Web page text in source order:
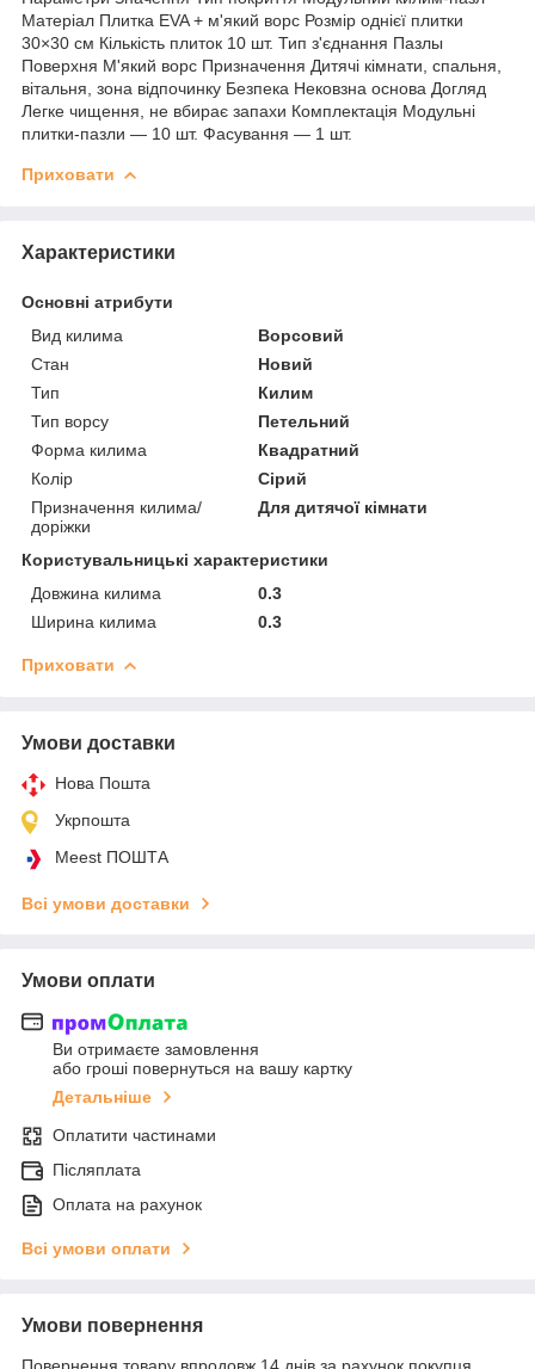
Матеріал Плитка EVA + м'який ворс Розмір однієї плитки
30×30 см Кількість плиток 10 шт. Тип з'єднання Пазлы
Поверхня М'який ворс Призначення Дитячі кімнати, спальня,
вітальня, зона відпочинку Безпека Нековзна основа Догляд
Легке чищення, не вбирає запахи Комплектація Модульні
плитки-пазли — 10 шт. Фасування — 1 шт.
Приховати
Характеристики
Основні атрибути
Вид килима
Ворсовий
Стан
Новий
Тип
Килим
Тип ворсу
Петельний
Форма килима
Квадратний
Колір
Сірий
Призначення килима/
доріжки
Для дитячої кімнати
Користувальницькі характеристики
Довжина килима
0.3
Ширина килима
0.3
Приховати
Умови доставки
Нова Пошта
Укрпошта
Meest ПОШТА
Всі умови доставки
Умови оплати
Ви отримаєте замовлення
або гроші повернуться на вашу картку
Детальніше
Оплатити частинами
Післяплата
Оплата на рахунок
Всі умови оплати
Умови повернення